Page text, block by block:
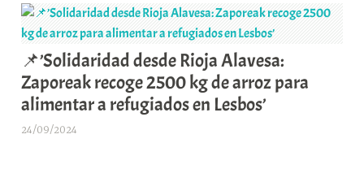
📌’Solidaridad desde Rioja Alavesa:
Zaporeak recoge 2500 kg de arroz para
alimentar a refugiados en Lesbos’
24/09/2024